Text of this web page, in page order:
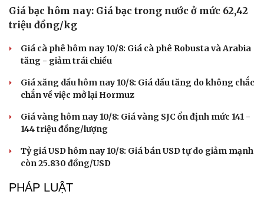
Giá bạc hôm nay: Giá bạc trong nước ở mức 62,42
triệu đồng/kg
Giá cà phê hôm nay 10/8: Giá cà phê Robusta và Arabia
tăng - giảm trái chiều
Giá xăng dầu hôm nay 10/8: Giá dầu tăng do không chắc
chắn về việc mở lại Hormuz
Giá vàng hôm nay 10/8: Giá vàng SJC ổn định mức 141 -
144 triệu đồng/lượng
Tỷ giá USD hôm nay 10/8: Giá bán USD tự do giảm mạnh
còn 25.830 đồng/USD
PHÁP LUẬT